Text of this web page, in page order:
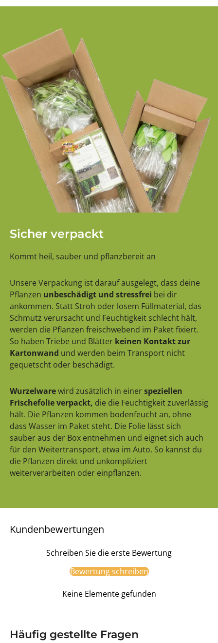
Sicher verpackt
Kommt heil, sauber und pflanzbereit an
Unsere Verpackung ist darauf ausgelegt, dass deine
Pflanzen unbeschädigt und stressfrei bei dir
ankommen. Statt Stroh oder losem Füllmaterial, das
Schmutz verursacht und Feuchtigkeit schlecht hält,
werden die Pflanzen freischwebend im Paket fixiert.
So haben Triebe und Blätter keinen Kontakt zur
Kartonwand und werden beim Transport nicht
gequetscht oder beschädigt.
Wurzelwarewird zusätzlich in einerspeziellen
Frischefolie verpackt, die die Feuchtigkeit zuverlässig
hält. Die Pflanzen kommen bodenfeucht an, ohne
dass Wasser im Paket steht. Die Folie lässt sich
sauber aus der Box entnehmen und eignet sich auch
für den Weitertransport, etwa im Auto. So kannst du
die Pflanzen direkt und unkompliziert
weiterverarbeiten oder einpflanzen.
Kundenbewertungen
Schreiben Sie die erste Bewertung
Bewertung schreiben
Keine Elemente gefunden
Häufig gestellte Fragen